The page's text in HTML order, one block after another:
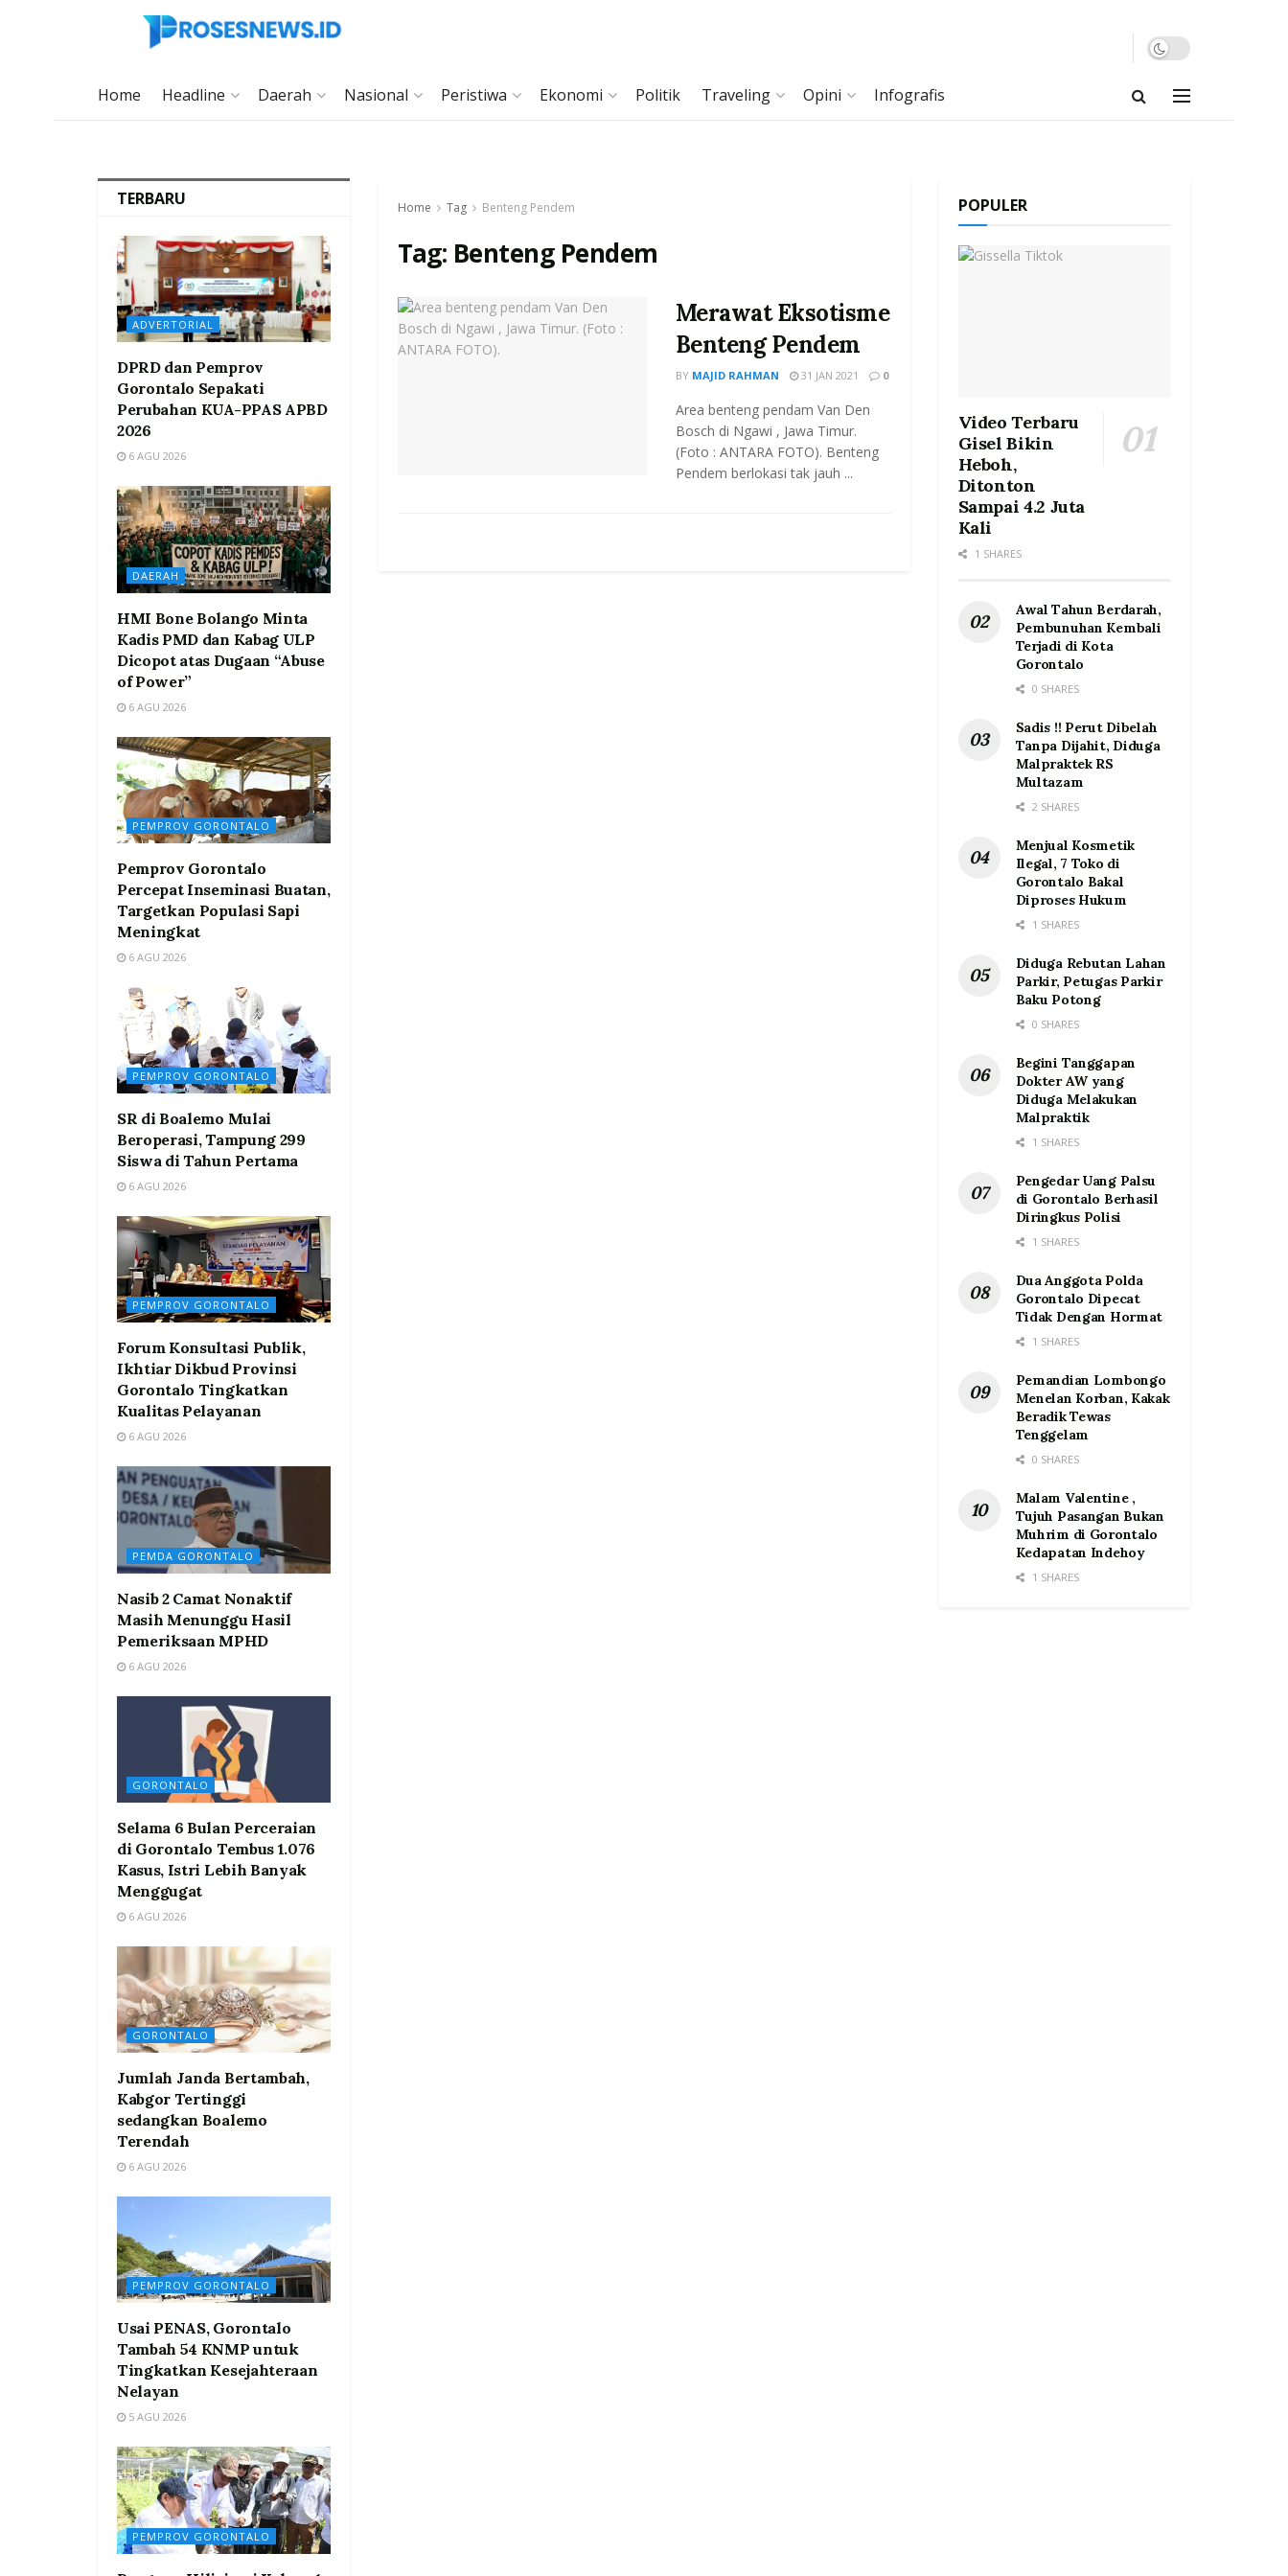
Home Headline Daerah Nasional Peristiwa Ekonomi Politik Traveling Opini Infografis
Home Tag Benteng Pendem
Tag: Benteng Pendem
Merawat Eksotisme
Benteng Pendem
BY MAJID RAHMAN 31 JAN 2021 0
Area benteng pendam Van Den
Bosch di Ngawi , Jawa Timur.
(Foto : ANTARA FOTO). Benteng
Pendem berlokasi tak jauh ...
TERBARU
ADVERTORIAL
DPRD dan Pemprov
Gorontalo Sepakati
Perubahan KUA-PPAS APBD
2026
6 AGU 2026
DAERAH
HMI Bone Bolango Minta
Kadis PMD dan Kabag ULP
Dicopot atas Dugaan “Abuse
of Power”
6 AGU 2026
PEMPROV GORONTALO
Pemprov Gorontalo
Percepat Inseminasi Buatan,
Targetkan Populasi Sapi
Meningkat
6 AGU 2026
PEMPROV GORONTALO
SR di Boalemo Mulai
Beroperasi, Tampung 299
Siswa di Tahun Pertama
6 AGU 2026
PEMPROV GORONTALO
Forum Konsultasi Publik,
Ikhtiar Dikbud Provinsi
Gorontalo Tingkatkan
Kualitas Pelayanan
6 AGU 2026
PEMDA GORONTALO
Nasib 2 Camat Nonaktif
Masih Menunggu Hasil
Pemeriksaan MPHD
6 AGU 2026
GORONTALO
Selama 6 Bulan Perceraian
di Gorontalo Tembus 1.076
Kasus, Istri Lebih Banyak
Menggugat
6 AGU 2026
GORONTALO
Jumlah Janda Bertambah,
Kabgor Tertinggi
sedangkan Boalemo
Terendah
6 AGU 2026
PEMPROV GORONTALO
Usai PENAS, Gorontalo
Tambah 54 KNMP untuk
Tingkatkan Kesejahteraan
Nelayan
5 AGU 2026
PEMPROV GORONTALO
POPULER
Video Terbaru
Gisel Bikin
Heboh,
Ditonton
Sampai 4.2 Juta
Kali
1 SHARES
Awal Tahun Berdarah,
Pembunuhan Kembali
Terjadi di Kota
Gorontalo
0 SHARES
Sadis !! Perut Dibelah
Tanpa Dijahit, Diduga
Malpraktek RS
Multazam
2 SHARES
Menjual Kosmetik
Ilegal, 7 Toko di
Gorontalo Bakal
Diproses Hukum
1 SHARES
Diduga Rebutan Lahan
Parkir, Petugas Parkir
Baku Potong
0 SHARES
Begini Tanggapan
Dokter AW yang
Diduga Melakukan
Malpraktik
1 SHARES
Pengedar Uang Palsu
di Gorontalo Berhasil
Diringkus Polisi
1 SHARES
Dua Anggota Polda
Gorontalo Dipecat
Tidak Dengan Hormat
1 SHARES
Pemandian Lombongo
Menelan Korban, Kakak
Beradik Tewas
Tenggelam
0 SHARES
Malam Valentine ,
Tujuh Pasangan Bukan
Muhrim di Gorontalo
Kedapatan Indehoy
1 SHARES